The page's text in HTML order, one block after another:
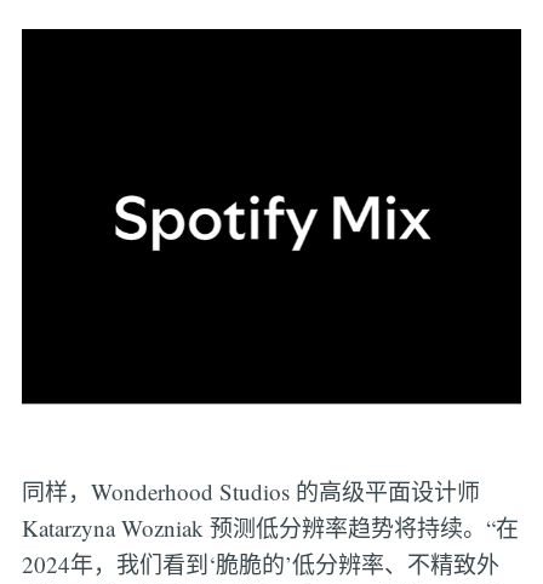
同样，Wonderhood Studios 的高级平面设计师
Katarzyna Wozniak 预测低分辨率趋势将持续。“在
2024年，我们看到‘脆脆的’低分辨率、不精致外